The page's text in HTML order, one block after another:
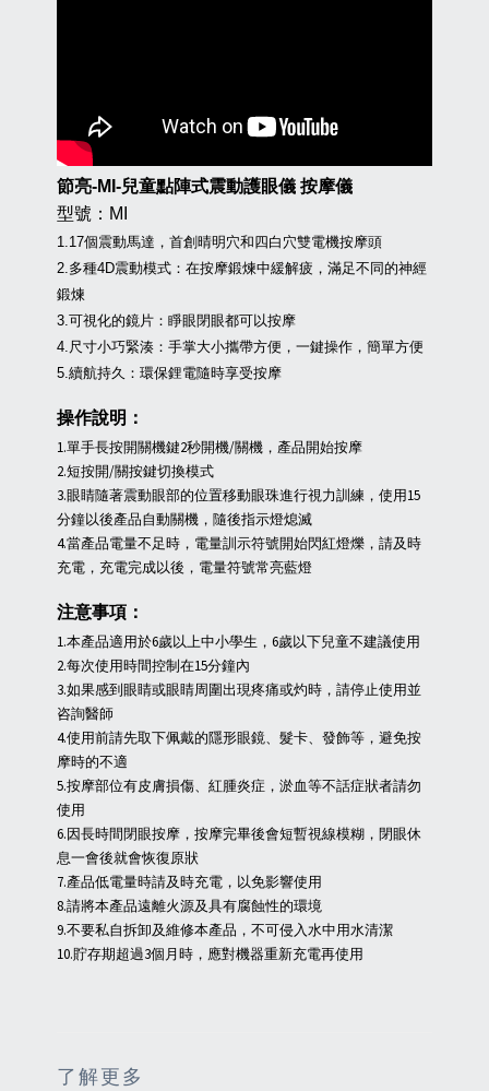
節亮-MI-兒童點陣式震動護眼儀 按摩儀
型號：MI
1.17個震動馬達，首創晴明穴和四白穴雙電機按摩頭
2.多種4D震動模式：在按摩鍛煉中緩解疲，滿足不同的神經
鍛煉
3.可視化的鏡片：睜眼閉眼都可以按摩
4.尺寸小巧緊湊：手掌大小攜帶方便，一鍵操作，簡單方便
5.續航持久：環保鋰電隨時享受按摩
操作說明：
1.單手長按開關機鍵2秒開機/關機，產品開始按摩
2.短按開/關按鍵切換模式
3.眼睛隨著震動眼部的位置移動眼珠進行視力訓練，使用15
分鐘以後產品自動關機，隨後指示燈熄滅
4.當產品電量不足時，電量訓示符號開始閃紅燈爍，請及時
充電，充電完成以後，電量符號常亮藍燈
注意事項：
1.本產品適用於6歲以上中小學生，6歲以下兒童不建議使用
2.每次使用時間控制在15分鐘內
3.如果感到眼睛或眼睛周圍出現疼痛或灼時，請停止使用並
咨詢醫師
4.使用前請先取下佩戴的隱形眼鏡、髮卡、發飾等，避免按
摩時的不適
5.按摩部位有皮膚損傷、紅腫炎症，淤血等不話症狀者請勿
使用
6.因長時間閉眼按摩，按摩完畢後會短暫視線模糊，閉眼休
息一會後就會恢復原狀
7.產品低電量時請及時充電，以免影響使用
8.請將本產品遠離火源及具有腐蝕性的環境
9.不要私自拆卸及維修本產品，不可侵入水中用水清潔
10.貯存期超過3個月時，應對機器重新充電再使用
了解更多